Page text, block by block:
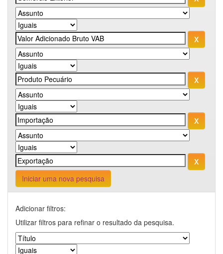
Iniciar uma nova pesquisa
Adicionar filtros:
Utilizar filtros para refinar o resultado da pesquisa.